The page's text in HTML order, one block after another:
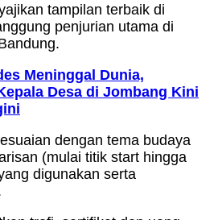
tampilan terbaik di
penjurian utama di
Meninggal Dunia,
Desa di Jombang Kini
dengan tema budaya
(mulai titik start hingga
digunakan serta